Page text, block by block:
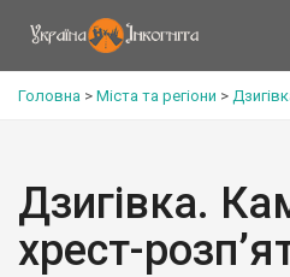
Головна > Міста та регіони >
Дзигівка.
хрест-